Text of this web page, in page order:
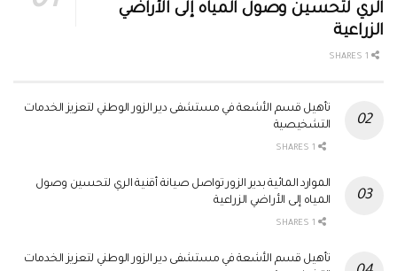
الري لتحسين وصول المياه إلى الأراضي
الزراعية
تأهيل قسم الأشعة في مستشفى دير الزور الوطني لتعزيز الخدمات
التشخيصية
الموارد المائية بدير الزور تواصل صيانة أقنية الري لتحسين وصول
المياه إلى الأراضي الزراعية
تأهيل قسم الأشعة في مستشفى دير الزور الوطني لتعزيز الخدمات